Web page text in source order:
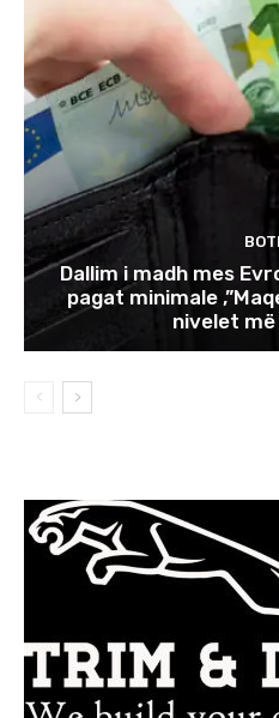
Dallim i madh mes
pagat minimale
nivelet